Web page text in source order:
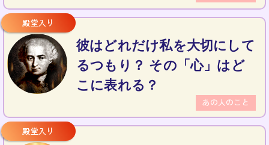
あの人のこと
彼はどれだけ私を大切にして
るつもり？ その「心」はど
こに表れる？